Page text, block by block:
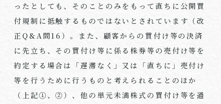
ったとしても、そのことのみをもって直ちに公開買
付規制に抵触するものではないとされています（改
正Q&A問16）。また、顧客からの買付け等の決済
に先立ち、その買付け等に係る株券等の売付け等を
約定する場合は「遅滞なく」又は「直ちに」売付け
等を行うために行うものと考えられることのほか
（上記①、②）、他の単元未満株式の買付け等を通